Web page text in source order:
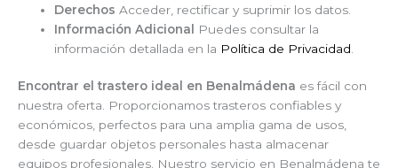
Derechos Acceder, rectificar y suprimir los datos.
Información Adicional
Puedes consultar la
información detallada en la Política de Privacidad
Encontrar el trastero ideal en Benalmádena es fácil con
nuestra oferta. Proporcionamos trasteros confiables y
económicos, perfectos para una amplia gama de usos,
desde guardar objetos personales hasta almacenar
equipos profesionales. Nuestro servicio en Benalmádena te